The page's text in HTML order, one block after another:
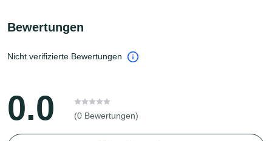
Bewertungen
Nicht verifizierte Bewertungen
0.0 (0 Bewertungen)